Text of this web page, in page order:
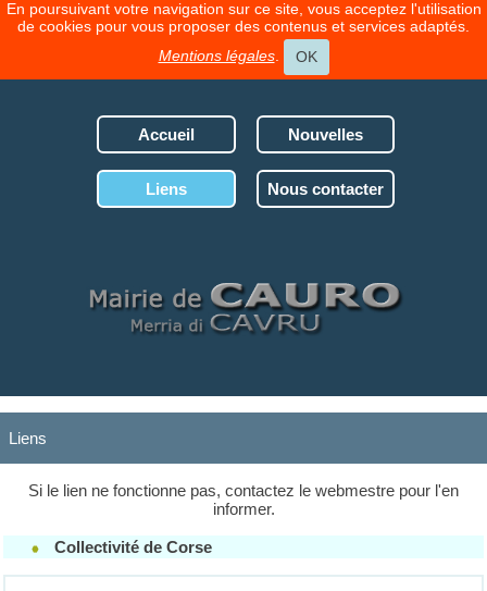
En poursuivant votre navigation sur ce site, vous acceptez l'utilisation
de cookies pour vous proposer des contenus et services adaptés.
Mentions légales. OK
Accueil Nouvelles
Liens Nous contacter
Liens
Si le lien ne fonctionne pas, contactez le webmestre pour l'en
informer.
Collectivité de Corse